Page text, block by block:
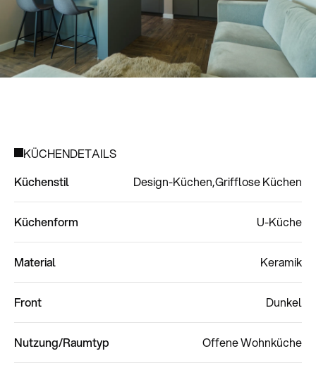
KÜCHENDETAILS
Küchenstil
Design-Küchen Grifflose Küchen
Küchenform U-Küche
Material Keramik
Front Dunkel
Nutzung/Raumtyp Offene Wohnküche